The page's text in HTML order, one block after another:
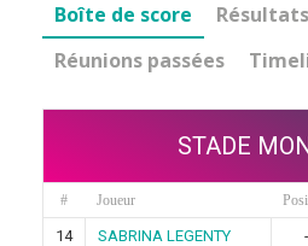
Boîte de score Résultats
Réunions passées
STADE
# Joueur
14 SABRINA LEGENTY -